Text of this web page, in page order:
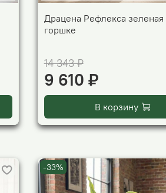
Драцена Рефлекса
горшке
14 343 ₽
9 610 ₽
В корзину
-33%